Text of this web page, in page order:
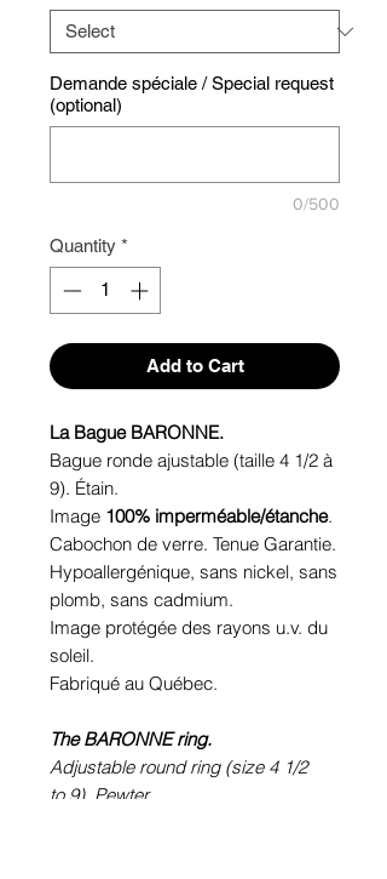
Demande spéciale / Special request
(optional)
0/500
Quantity *
Add to Cart
La Bague BARONNE.
Bague ronde ajustable (taille 4 1/2 à
9). Étain.
Image 100% imperméable/étanche.
Cabochon de verre. Tenue Garantie.
Hypoallergénique, sans nickel, sans
plomb, sans cadmium.
Image protégée des rayons u.v. du
soleil.
Fabriqué au Québec.
The BARONNE ring.
Adjustable round ring (size 4 1/2
to 9). Pewter.